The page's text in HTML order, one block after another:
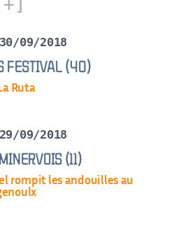
09/2018
FESTIVAL (40)
Ruta
09/2018
(11)
rompit les andouilles au